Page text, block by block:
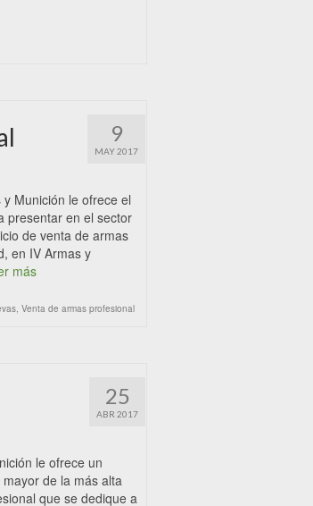
9
MAY 2017
Munición le ofrece el
presentar en el sector
de venta de armas
en IV Armas y
más
, Venta de armas profesional
25
ABR 2017
le ofrece un
de la más alta
que se dedique a